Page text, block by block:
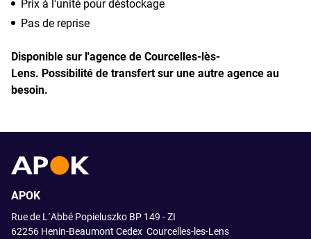
Prix à l'unité pour déstockage
Pas de reprise
Disponible sur l'agence de Courcelles-lès-
Lens. Possibilité de transfert sur une autre agence au
besoin.
APOK
Rue de L´Abbé Popieluszko BP 149 - ZI
62256 Henin-Beaumont Cedex Courcelles-les-Lens